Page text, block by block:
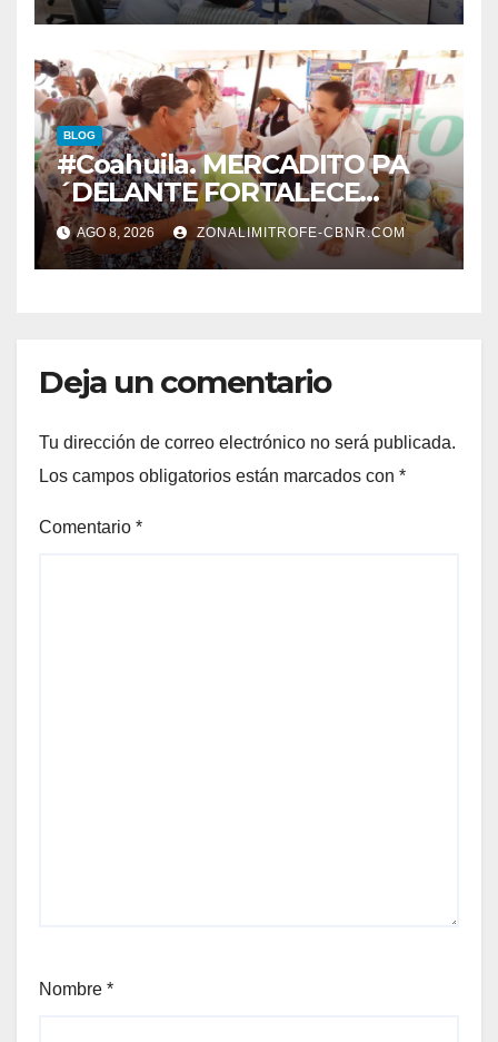
BLOG
#Coahuila. MERCADITO PA
´DELANTE FORTALECE
CUIDADO DEL MEDIO
AMBIENTE Y LA ECONOMÍA
DE MÁS DE 6 MIL 500
AGO 8, 2026 ZONALIMITROFE-CBNR.COM
Deja un comentario
Tu dirección de correo electrónico no será publicada.
Los campos obligatorios están marcados con *
Comentario *
Nombre *